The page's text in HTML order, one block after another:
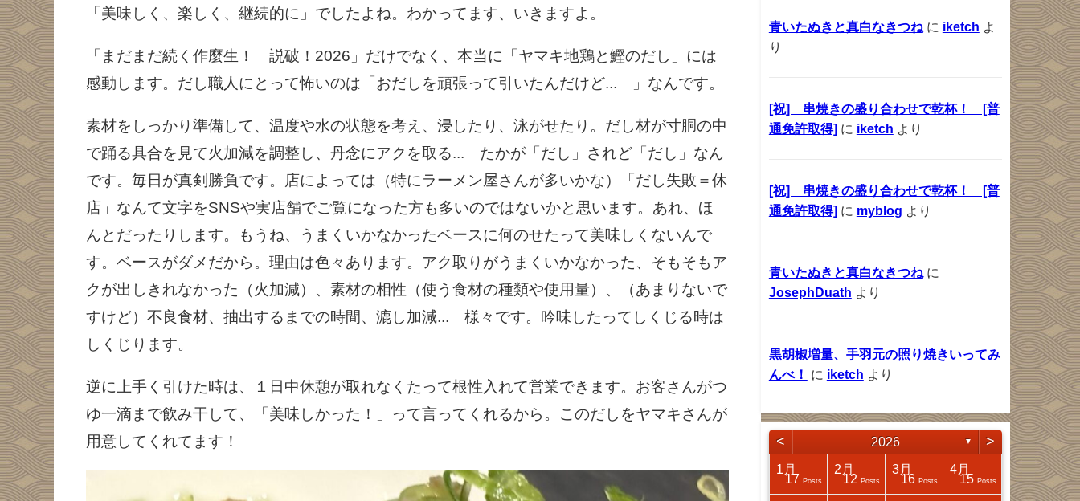
「美味しく、楽しく、継続的に」でしたよね。わかってます、いきますよ。
「まだまだ続く作麼生！ 説破！2026」だけでなく、本当に「ヤマキ地鶏と鰹のだし」には
感動します。だし職人にとって怖いのは「おだしを頑張って引いたんだけど... 」なんです。
素材をしっかり準備して、温度や水の状態を考え、浸したり、泳がせたり。だし材が寸胴の中
で踊る具合を見て火加減を調整し、丹念にアクを取る... たかが「だし」されど「だし」なん
です。毎日が真剣勝負です。店によっては（特にラーメン屋さんが多いかな）「だし失敗＝休
店」なんて文字をSNSや実店舗でご覧になった方も多いのではないかと思います。あれ、ほ
んとだったりします。もうね、うまくいかなかったベースに何のせたって美味しくないんで
す。ベースがダメだから。理由は色々あります。アク取りがうまくいかなかった、そもそもア
クが出しきれなかった（火加減）、素材の相性（使う食材の種類や使用量）、（あまりないで
すけど）不良食材、抽出するまでの時間、漉し加減... 様々です。吟味したってしくじる時は
しくじります。
逆に上手く引けた時は、１日中休憩が取れなくたって根性入れて営業できます。お客さんがつ
ゆ一滴まで飲み干して、「美味しかった！」って言ってくれるから。このだしをヤマキさんが
用意してくれてます！
青いたぬきと真白なきつねに iketch よ
り
[祝] 串焼きの盛り合わせで乾杯！ [普
通免許取得] に iketch より
[祝] 串焼きの盛り合わせで乾杯！ [普
通免許取得] に myblog より
青いたぬきと真白なきつねに
JosephDuath より
黒胡椒増量、手羽元の照り焼きいってみ
んべ！
に iketch より
< 2026 ▼ >
1月
17 Posts
2月
12 Posts
3月
16 Posts
4月
15 Posts
1月 2月 3月
Posts
4月
1月 2月 3月
Posts
4月
1月 2月 3月
Posts
4月
1月 2月 3月
Posts
4月